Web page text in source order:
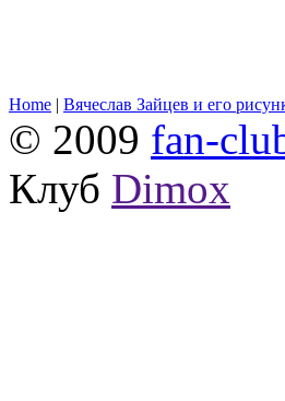
Home | Вячеслав Зайцев и его
© 2009 fan-
Клуб Dimox